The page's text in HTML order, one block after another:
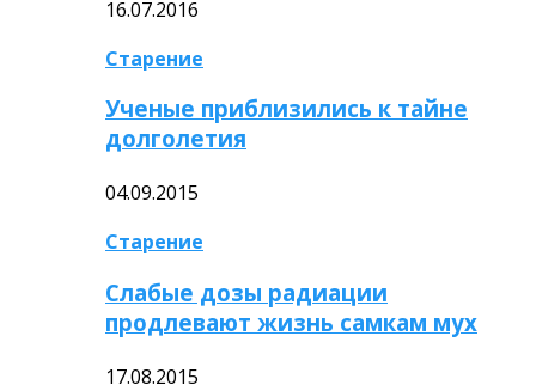
16.07.2016
Старение
Ученые приблизились к тайне
долголетия
04.09.2015
Старение
Слабые дозы радиации
продлевают жизнь самкам мух
17.08.2015